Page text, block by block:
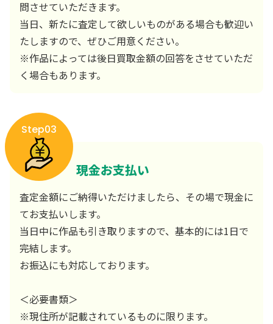
問させていただきます。
当日、新たに査定して欲しいものがある場合も歓迎い
たしますので、ぜひご用意ください。
※作品によっては後日買取金額の回答をさせていただ
く場合もあります。
Step03
現金お支払い
査定金額にご納得いただけましたら、その場で現金に
てお支払いします。
当日中に作品も引き取りますので、基本的には1日で
完結します。
お振込にも対応しております。
＜必要書類＞
※現住所が記載されているものに限ります。